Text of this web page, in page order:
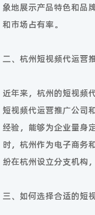
象地展示产品特色和品
和市场占有率。
二、杭州短视频代运营
近年来，杭州的短视频
短视频代运营推广公司
经验，能够为企业量身
时，杭州作为电子商务
纷在杭州设立分支机构
三、如何选择合适的短